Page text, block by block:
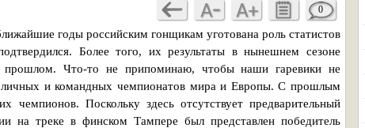
0
годы российским гонщикам уготована роль статистов
Более того, их результаты в нынешнем сезоне
прошлом. Что-то не припоминаю, чтобы наши гаревики не
и командных чемпионатов мира и Европы. С прошлым
чемпионов. Поскольку здесь отсутствует предварительный
на треке в финском Тампере был представлен победитель